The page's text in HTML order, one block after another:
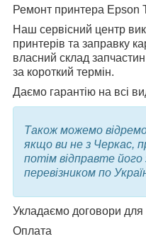
Ремонт принтера Epson
Наш сервісний центр
принтерів та заправку
власний склад
за короткий термін.
Даємо гарантію на всі
Також можемо
якщо ви не з Черкас,
потім відправте
перевізником по
Укладаємо договори для
Оплата